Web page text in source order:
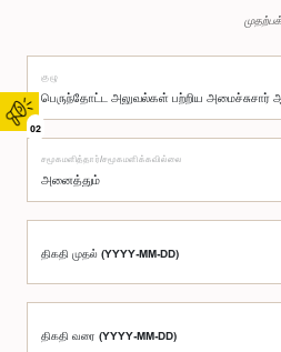
02
குழு
சமூகமளித்தார்/சமூகமளிக்கவில்லை
திகதி முதல் (YYYY-MM-DD)
திகதி வரை (YYYY-MM-DD)